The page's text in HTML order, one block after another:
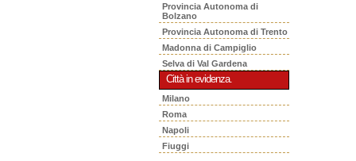
Provincia Autonoma di
Bolzano
Provincia Autonoma di Trento
Madonna di Campiglio
Selva di Val Gardena
Città in evidenza.
Milano
Roma
Napoli
Fiuggi